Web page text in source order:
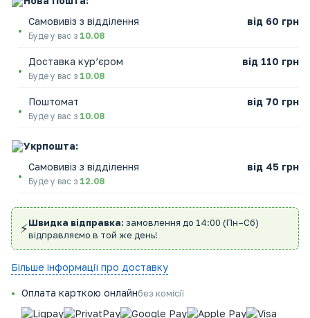
Самовивіз з відділення
Буде у вас з 10.08
від 60 грн
Доставка кур’єром
Буде у вас з 10.08
від 110 грн
Поштомат
Буде у вас з 10.08
від 70 грн
Укрпошта:
Самовивіз з відділення
Буде у вас з 12.08
від 45 грн
⚡Швидка відправка: замовлення до 14:00 (Пн–Сб)
відправляємо в той же день!
Більше інформації про доставку
Оплата карткою онлайнбез комісії